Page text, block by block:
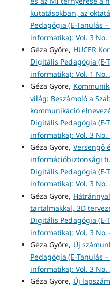
kutatásokban, az
Pedagógia (E-Tanulás
informatika): Vol. 3 No.
Géza Györe, HUCER
Digitális Pedagógia (E-
informatika): Vol. 1 No.
Géza Györe,
világ: Beszámoló a
kommunikáció
Digitális Pedagógia (E-
informatika): Vol. 3 No.
Géza Györe, Versengő
információbiztonsági
Digitális Pedagógia (E-
informatika): Vol. 3 No.
Géza Györe,
tartalmakkal, 3D
Digitális Pedagógia (E-
informatika): Vol. 3 No.
Géza Györe, Új
Pedagógia (E-Tanulás
informatika): Vol. 3 No.
Géza Györe, Új